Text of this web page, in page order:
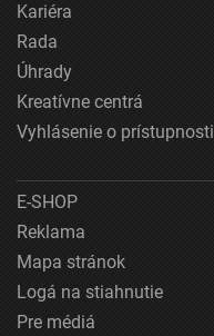
Kariéra
Rada
Úhrady
Kreatívne centrá
Vyhlásenie o prístupnosti
E-SHOP
Reklama
Mapa stránok
Logá na stiahnutie
Pre médiá